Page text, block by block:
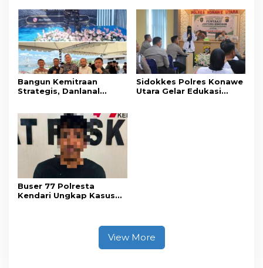
Bangun Kemitraan
Strategis, Danlanal
Objektif dan Berimbang
Sidokkes Polres Konawe
Utara Gelar Edukasi
Buser 77 Polresta
Kendari Ungkap Kasus
View More